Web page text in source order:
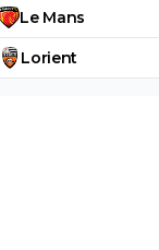
Le Mans
Lorient